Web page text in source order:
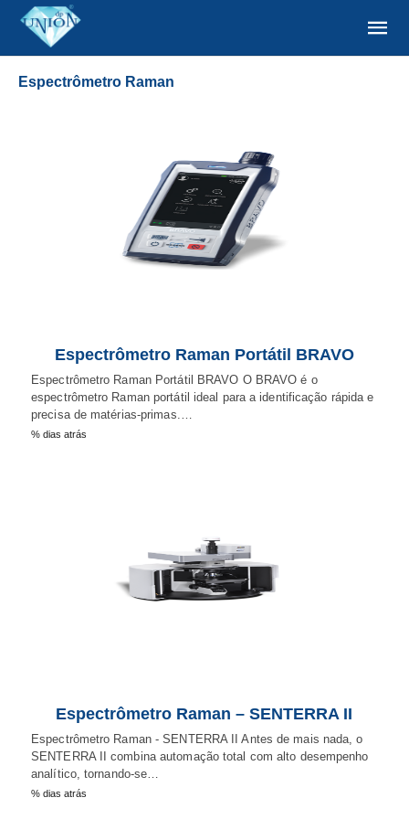
Espectrômetro Raman
Espectrômetro Raman Portátil BRAVO
Espectrômetro Raman Portátil BRAVO O BRAVO é o
espectrômetro Raman portátil ideal para a identificação rápida e
precisa de matérias-primas.…
% dias atrás
Espectrômetro Raman – SENTERRA II
Espectrômetro Raman - SENTERRA II Antes de mais nada, o
SENTERRA II combina automação total com alto desempenho
analítico, tornando-se…
% dias atrás